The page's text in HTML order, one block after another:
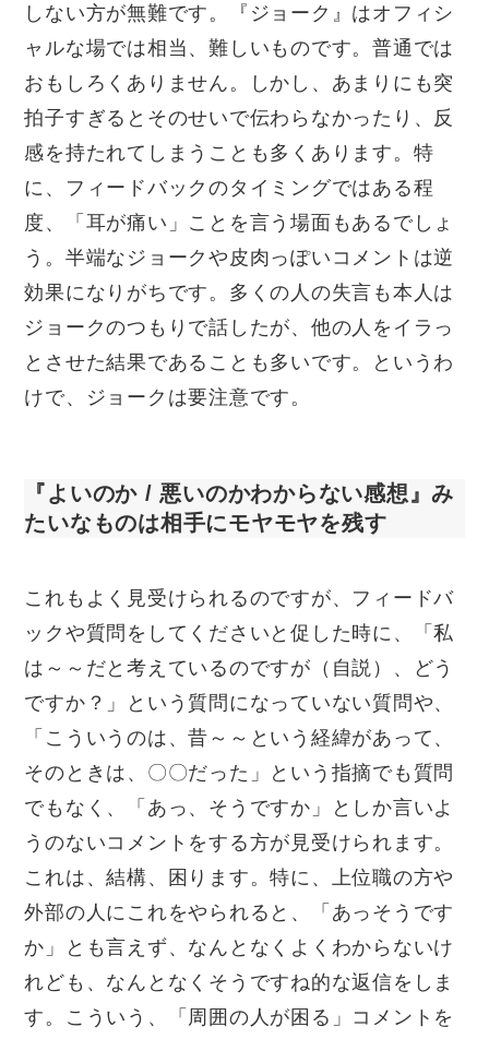
しない方が無難です。『ジョーク』はオフィシ
ャルな場では相当、難しいものです。普通では
おもしろくありません。しかし、あまりにも突
拍子すぎるとそのせいで伝わらなかったり、反
感を持たれてしまうことも多くあります。特
に、フィードバックのタイミングではある程
度、「耳が痛い」ことを言う場面もあるでしょ
う。半端なジョークや皮肉っぽいコメントは逆
効果になりがちです。多くの人の失言も本人は
ジョークのつもりで話したが、他の人をイラっ
とさせた結果であることも多いです。というわ
けで、ジョークは要注意です。
『よいのか / 悪いのかわからない感想』み
たいなものは相手にモヤモヤを残す
これもよく見受けられるのですが、フィードバ
ックや質問をしてくださいと促した時に、「私
は～～だと考えているのですが（自説）、どう
ですか？」という質問になっていない質問や、
「こういうのは、昔～～という経緯があって、
そのときは、〇〇だった」という指摘でも質問
でもなく、「あっ、そうですか」としか言いよ
うのないコメントをする方が見受けられます。
これは、結構、困ります。特に、上位職の方や
外部の人にこれをやられると、「あっそうです
か」とも言えず、なんとなくよくわからないけ
れども、なんとなくそうですね的な返信をしま
す。こういう、「周囲の人が困る」コメントを